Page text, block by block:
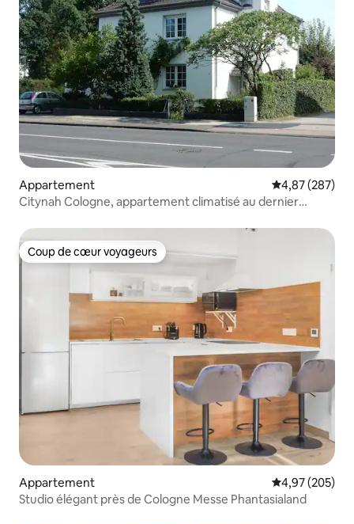
Appartement Évaluation
4,87 (287)
Citynah Cologne, appartement climatisé au dernier
Coup de cœur voyageurs
Coup de cœur voyageurs
Appartement Évaluation
4,97 (205)
Studio élégant près de Cologne Messe Phantasialand